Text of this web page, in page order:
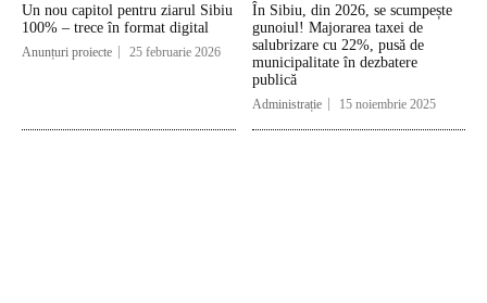
Un nou capitol pentru ziarul Sibiu
100% – trece în format digital
Anunțuri proiecte 25 februarie 2026
În Sibiu, din 2026, se scumpește
gunoiul! Majorarea taxei de
salubrizare cu 22%, pusă de
municipalitate în dezbatere
publică
Administrație 15 noiembrie 2025